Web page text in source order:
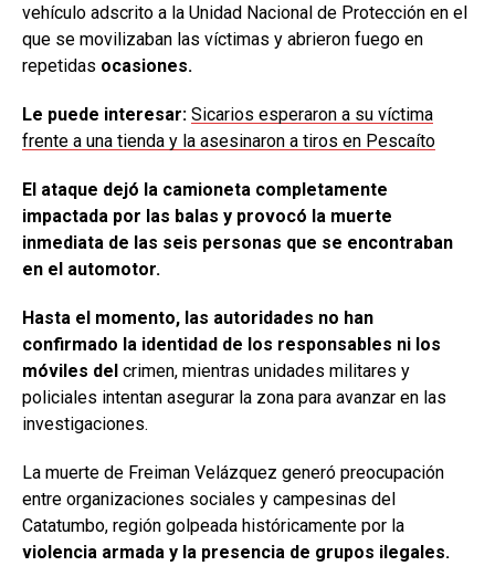
vehículo adscrito a la Unidad Nacional de Protección en el
que se movilizaban las víctimas y abrieron fuego en
repetidas ocasiones.
Le puede interesar: Sicarios esperaron a su víctima
frente a una tienda y la asesinaron a tiros en Pescaíto
El ataque dejó la camioneta completamente
impactada por las balas y provocó la muerte
inmediata de las seis personas que se encontraban
en el automotor.
Hasta el momento, las autoridades no han
confirmado la identidad de los responsables ni los
móviles del crimen, mientras unidades militares y
policiales intentan asegurar la zona para avanzar en las
investigaciones.
La muerte de Freiman Velázquez generó preocupación
entre organizaciones sociales y campesinas del
Catatumbo, región golpeada históricamente por la
violencia armada y la presencia de grupos ilegales.